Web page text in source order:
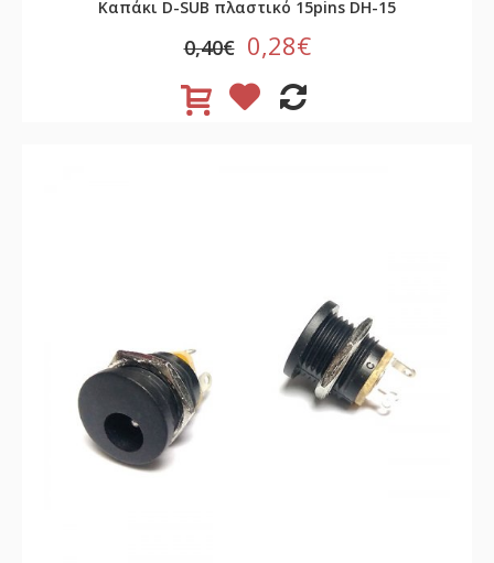
Καπάκι D-SUB πλαστικό 15pins DH-15
0,40€ 0,28€